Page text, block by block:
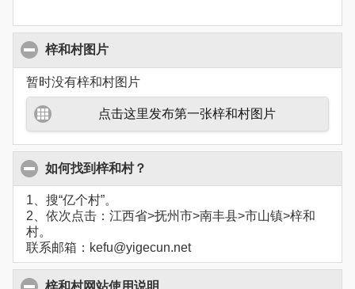
梓和村图片
暂时没有梓和村图片
点击这里发布第一张梓和村图片
如何找到梓和村？
1、搜“亿个村”。
2、依次点击：江西省>抚州市>南丰县>市山镇>梓和
村。
联系邮箱：kefu@yigecun.net